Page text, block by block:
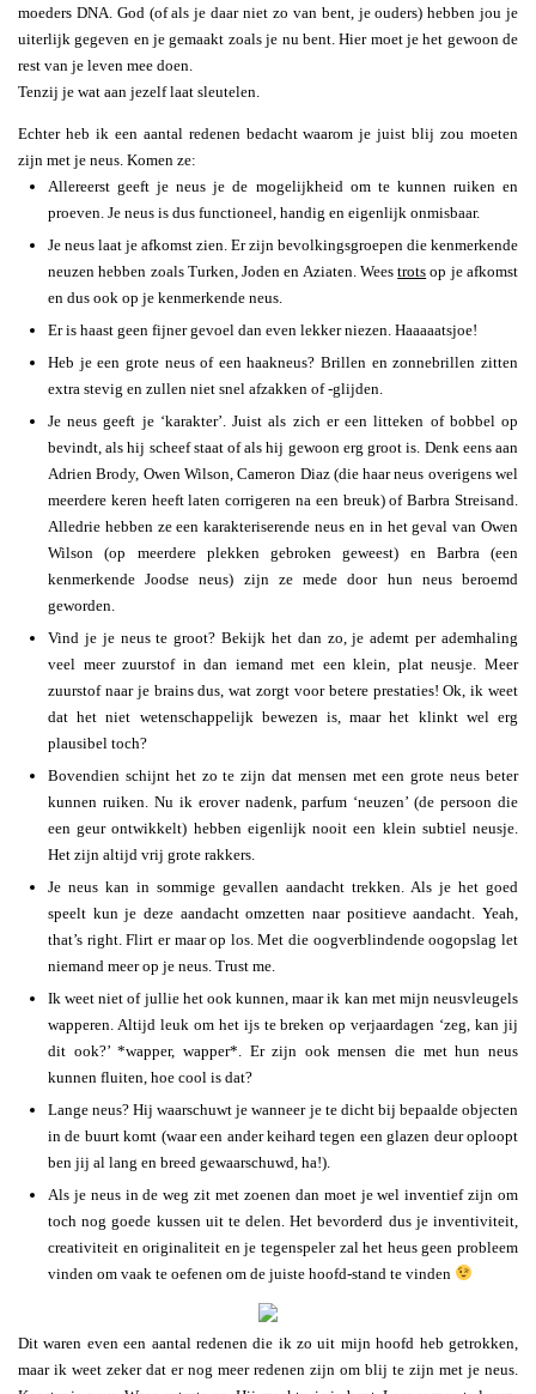
moeders DNA. God (of als je daar niet zo van bent, je ouders) hebben jou je
uiterlijk gegeven en je gemaakt zoals je nu bent. Hier moet je het gewoon de
rest van je leven mee doen.
Tenzij je wat aan jezelf laat sleutelen.
Echter heb ik een aantal redenen bedacht waarom je juist blij zou moeten
zijn met je neus. Komen ze:
Allereerst geeft je neus je de mogelijkheid om te kunnen ruiken en
proeven. Je neus is dus functioneel, handig en eigenlijk onmisbaar.
Je neus laat je afkomst zien. Er zijn bevolkingsgroepen die kenmerkende
neuzen hebben zoals Turken, Joden en Aziaten. Weestrots op je afkomst
en dus ook op je kenmerkende neus.
Er is haast geen fijner gevoel dan even lekker niezen. Haaaaatsjoe!
Heb je een grote neus of een haakneus? Brillen en zonnebrillen zitten
extra stevig en zullen niet snel afzakken of -glijden.
Je neus geeft je ‘karakter’. Juist als zich er een litteken of bobbel op
bevindt, als hij scheef staat of als hij gewoon erg groot is. Denk eens aan
Adrien Brody, Owen Wilson, Cameron Diaz (die haar neus overigens wel
meerdere keren heeft laten corrigeren na een breuk) of Barbra Streisand.
Alledrie hebben ze een karakteriserende neus en in het geval van Owen
Wilson (op meerdere plekken gebroken geweest) en Barbra (een
kenmerkende Joodse neus) zijn ze mede door hun neus beroemd
geworden.
Vind je je neus te groot? Bekijk het dan zo, je ademt per ademhaling
veel meer zuurstof in dan iemand met een klein, plat neusje. Meer
zuurstof naar je brains dus, wat zorgt voor betere prestaties! Ok, ik weet
dat het niet wetenschappelijk bewezen is, maar het klinkt wel erg
plausibel toch?
Bovendien schijnt het zo te zijn dat mensen met een grote neus beter
kunnen ruiken. Nu ik erover nadenk, parfum ‘neuzen’ (de persoon die
een geur ontwikkelt) hebben eigenlijk nooit een klein subtiel neusje.
Het zijn altijd vrij grote rakkers.
Je neus kan in sommige gevallen aandacht trekken. Als je het goed
speelt kun je deze aandacht omzetten naar positieve aandacht. Yeah,
that’s right. Flirt er maar op los. Met die oogverblindende oogopslag let
niemand meer op je neus. Trust me.
Ik weet niet of jullie het ook kunnen, maar ik kan met mijn neusvleugels
wapperen. Altijd leuk om het ijs te breken op verjaardagen ‘zeg, kan jij
dit ook?’ *wapper, wapper*. Er zijn ook mensen die met hun neus
kunnen fluiten, hoe cool is dat?
Lange neus? Hij waarschuwt je wanneer je te dicht bij bepaalde objecten
in de buurt komt (waar een ander keihard tegen een glazen deur oploopt
ben jij al lang en breed gewaarschuwd, ha!).
Als je neus in de weg zit met zoenen dan moet je wel inventief zijn om
toch nog goede kussen uit te delen. Het bevorderd dus je inventiviteit,
creativiteit en originaliteit en je tegenspeler zal het heus geen probleem
vinden om vaak te oefenen om de juiste hoofd-stand te vinden
Dit waren even een aantal redenen die ik zo uit mijn hoofd heb getrokken,
maar ik weet zeker dat er nog meer redenen zijn om blij te zijn met je neus.